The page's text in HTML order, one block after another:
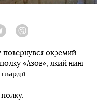
Telegram
повернувся окремий
«Азов», який нині